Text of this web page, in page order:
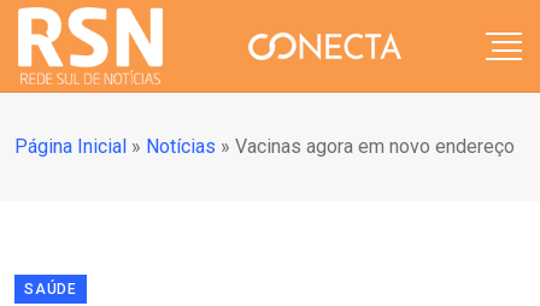
Página Inicial » Notícias » Vacinas agora em novo endereço
SAÚDE